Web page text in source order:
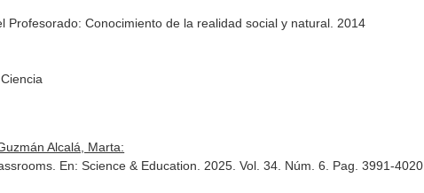
Profesorado: Conocimiento de la realidad social y natural . 2014
Alcalá, Marta:
En: Science & Education . 2025. Vol. 34. Núm. 6. Pag. 3991-4020.